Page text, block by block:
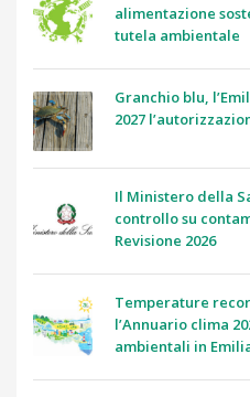
alimentazione
tutela ambientale
Granchio blu,
2027
Il Ministero della
controllo su
Revisione 2026
Temperature
l’Annuario clima
ambientali in